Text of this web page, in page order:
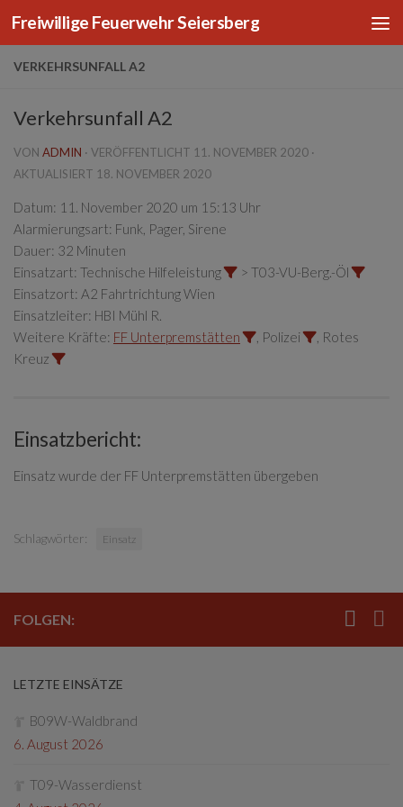
Zum Inhalt springen
Freiwillige Feuerwehr Seiersberg
VERKEHRSUNFALL A2
Verkehrsunfall A2
VON ADMIN · VERÖFFENTLICHT 11. NOVEMBER 2020 ·
AKTUALISIERT 18. NOVEMBER 2020
Datum: 11. November 2020 um 15:13 Uhr
Alarmierungsart: Funk, Pager, Sirene
Dauer: 32 Minuten
Einsatzart: Technische Hilfeleistung
> T03-VU-Berg.-Öl
Einsatzort: A2 Fahrtrichtung Wien
Einsatzleiter: HBI Mühl R.
Weitere Kräfte: FF Unterpremstätten , Polizei
, Rotes
Kreuz
Einsatzbericht:
Einsatz wurde der FF Unterpremstätten übergeben
Schlagwörter: Einsatz
FOLGEN:
LETZTE EINSÄTZE
B09W-Waldbrand
6. August 2026
T09-Wasserdienst